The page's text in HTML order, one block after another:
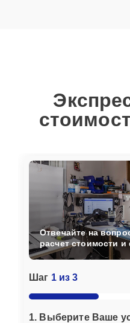
Шаг 1 из 3
1. Выберите Ваше
Отвечайте на
расчет стоимости и